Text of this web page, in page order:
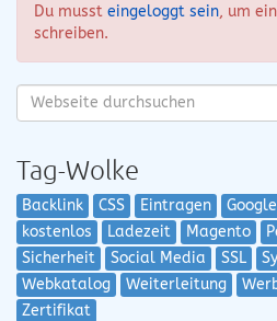
Du musst eingeloggt sein, um
schreiben.
Tag-Wolke
Backlink CSS Eintragen
kostenlos
Ladezeit Magento
Sicherheit
Social Media SSL
Webkatalog
Weiterleitung
Zertifikat